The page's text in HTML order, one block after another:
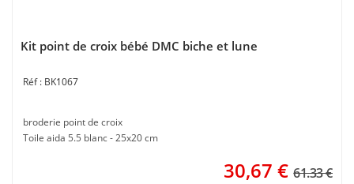
Kit point de croix bébé DMC biche et lune
BK1067
broderie point de croix
Toile aida 5.5 blanc - 25x20 cm
30,67 € 61.33 €